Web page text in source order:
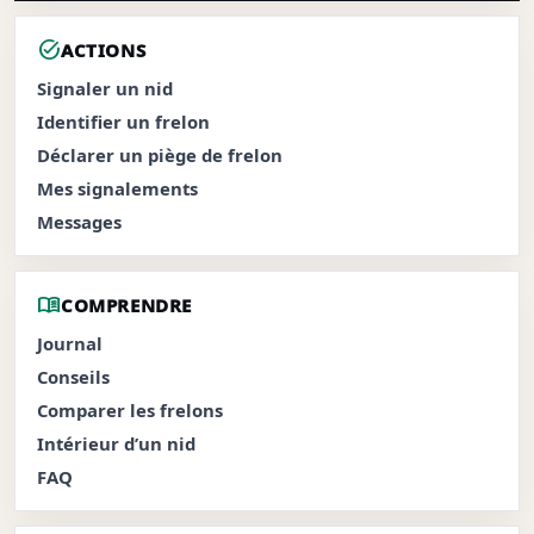
task_altACTIONS
Signaler un nid
Identifier un frelon
Déclarer un piège de frelon
Mes signalements
Messages
menu_bookCOMPRENDRE
Journal
Conseils
Comparer les frelons
Intérieur d’un nid
FAQ